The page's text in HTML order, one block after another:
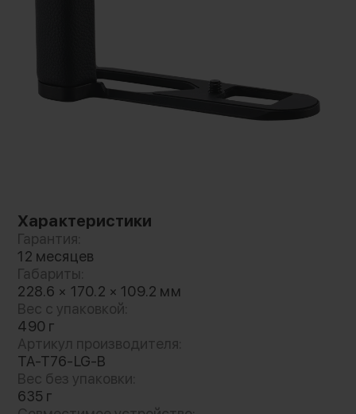
Выпущена в двух вариантах: с деревянной и
кожаной рукояткой
Характеристики
Гарантия:
12 месяцев
Габариты:
228.6 × 170.2 × 109.2 мм
Вес с упаковкой:
490 г
Артикул производителя:
TA-T76-LG-B
Вес без упаковки:
635 г